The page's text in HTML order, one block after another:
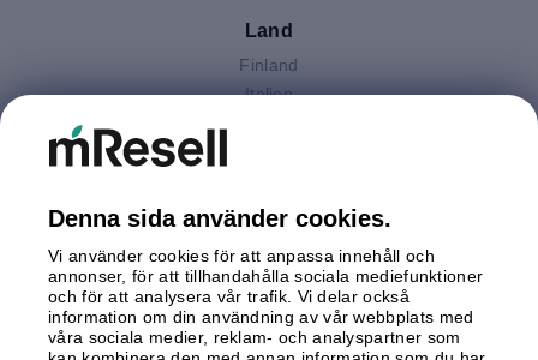
Land
Finland
Italien
Storbritannien
Tyskland
Österrike
Betalningar
Denna sida använder cookies.
Vi använder cookies för att anpassa innehåll och
annonser, för att tillhandahålla sociala mediefunktioner
och för att analysera vår trafik. Vi delar också
information om din användning av vår webbplats med
våra sociala medier, reklam- och analyspartner som